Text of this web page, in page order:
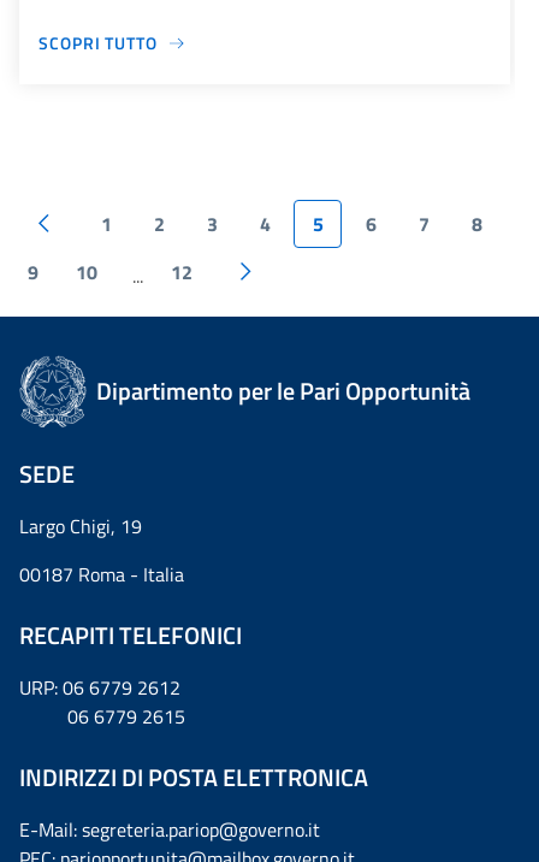
SCOPRI TUTTO
1 2 3 4 5 6 7
8
9
10 ... 12
Dipartimento per le Pari Opportunità
SEDE
Largo Chigi, 19
00187 Roma - Italia
RECAPITI TELEFONICI
URP: 06 6779 2612
06 6779 2615
INDIRIZZI DI POSTA ELETTRONICA
E-Mail: segreteria.pariop@governo.it